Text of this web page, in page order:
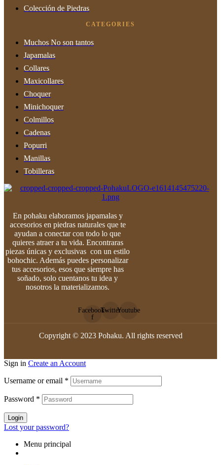
Colección de Piedras
CATEGORIES
Muchos No son tantos
Japamalas
Collares
Maxicollares
Choquer
Minichoquer
Colmillos
Cadenas
Popurri
Manillas
Tobilleras
En pohaku elaboramos japamalas y
accesorios en piedras naturales que te
ayudan a conectar con todo lo que
quieres atraer a tu vida. Encontraras
piezas únicas y exclusivas con un estilo
bohochic. Además puedes personalizar
tus accesorios, esos que siempre has
soñado, solo cuentanos tu idea y
nosotros la materializamos.
Facebook-
f
TwitterYoutube
Copyright © 2023 Pohaku. All rights reserved
Sign in Create an Account
Username or email *
Password *
Login
Lost your password?
Menu principal